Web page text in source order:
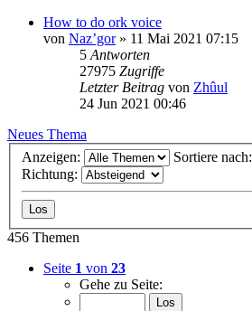
How to do ork voice
von Naz’gor» 11 Mai 2021 07:15
5 Antworten
27975 Zugriffe
Letzter Beitrag von Zhûul
24 Jun 2021 00:46
Neues Thema
Anzeigen:
Sortiere nach:
Richtung:
456 Themen
Seite 1 von 23
Gehe zu Seite: